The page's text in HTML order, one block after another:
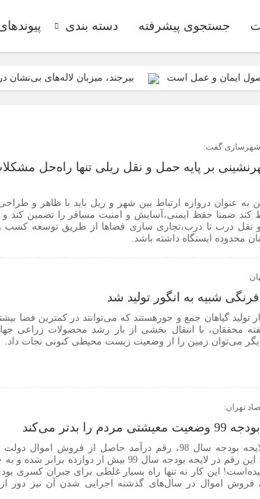
جستجوی پیشرفته دسته بندی
ایمان و عمل است بیرجند، میزبان لاله‌های بی‌نشان
ازابتدای سالجاری
نیازمند رویکردی
جدید سازمان فضای مجازی سراج مرکز خراسان جنوبی، با
گام بلند توسعه اقتصادی + تصاویر برای اولین بار از
کنند
شهرسازی گفت:
بر پایه حمل و نقل ریلی تنها راه‌حل
به عنوان دروازه ارتباط بین شهر و ریل باید با ظاهر و
کند ضمنا حفظ ایمنی،‌آسایش و امنیت مسافر را تضمین کند و
نقل درب تا درب،‌تجاری سازی فضاها از طریق توسعه کسب و
محدوده ایستگاه داشته باشد.
شبیه به انگور تولید شد
تولید گیاهان جمع و جورهستند که می‌توانند در کمترین فضا
محققان، با انتقال بخشی از بار رشد محصولات زراعی
می‌توان زمین را از وضعیت زیست محیطی کنونی نجات داد.
تهران:
را بدتر می‌کند
این کار نه تنها راه بسیار غلطی برای جبران کسری
فروش اموال در سال‌های گذشته اجرایی شدن آن نیز دور از